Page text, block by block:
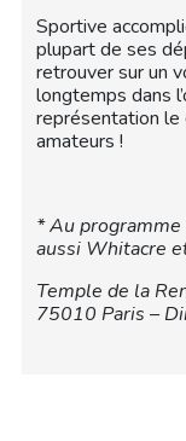
Sportive
plupart de ses
retrouver sur un
longtemps dans
représentation le
amateurs !
* Au
aussi Whitacre
Temple de la
75010 Paris –